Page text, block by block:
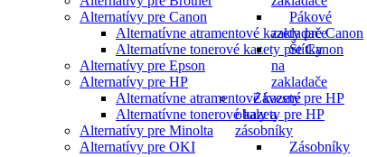
Pákové
zakladače
Štítky
na
zakladače
Závesné
obaly a
zásobníky
Zásobníky
Alternatívy pre Canon
Alternatívne atramentové kazety pre Canon
Alternatívne tonerové kazety pre Canon
Alternatívy pre Epson
Alternatívy pre HP
Alternatívne atramentové kazety pre HP
Alternatívne tonerové kazety pre HP
Alternatívy pre Minolta
Alternatívy pre OKI